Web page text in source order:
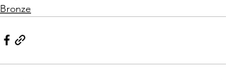
Bronze